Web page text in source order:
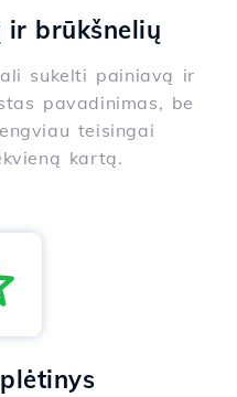
ir brūkšnelių
sukelti painiavą ir
pavadinimas, be
teisingai
kartą.